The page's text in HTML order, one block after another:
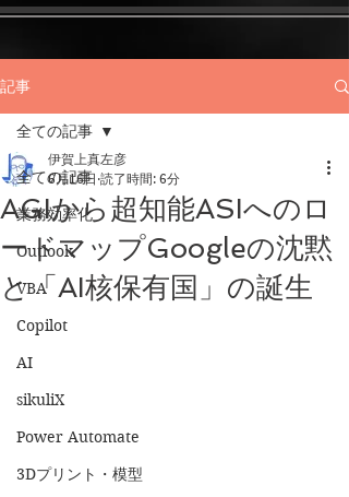
記事
全ての記事
業務効率化
Outlook
VBA
Copilot
AI
sikuliX
Power Automate
3Dプリント・模型
全ての記事
AGIから超知能ASIへのロ
ードマップGoogleの沈黙
と「AI核保有国」の誕生
伊賀上真左彦
6月16日 読了時間: 6分